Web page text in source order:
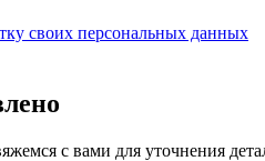
своих персональных данных
с вами для уточнения